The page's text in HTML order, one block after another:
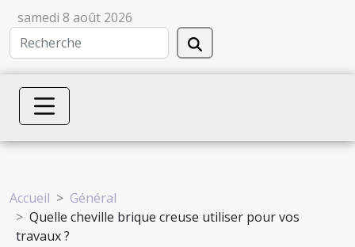
samedi 8 août 2026
Accueil
Général
Quelle cheville brique creuse utiliser pour vos
travaux ?